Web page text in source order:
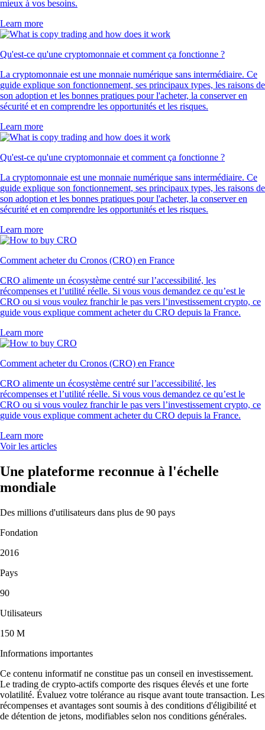
mieux à vos besoins.
Learn more
Qu'est-ce qu'une cryptomonnaie et comment ça fonctionne ?
La cryptomonnaie est une monnaie numérique sans intermédiaire. Ce
guide explique son fonctionnement, ses principaux types, les raisons de
son adoption et les bonnes pratiques pour l'acheter, la conserver en
sécurité et en comprendre les opportunités et les risques.
Learn more
Qu'est-ce qu'une cryptomonnaie et comment ça fonctionne ?
La cryptomonnaie est une monnaie numérique sans intermédiaire. Ce
guide explique son fonctionnement, ses principaux types, les raisons de
son adoption et les bonnes pratiques pour l'acheter, la conserver en
sécurité et en comprendre les opportunités et les risques.
Learn more
Comment acheter du Cronos (CRO) en France
CRO alimente un écosystème centré sur l’accessibilité, les
récompenses et l’utilité réelle. Si vous vous demandez ce qu’est le
CRO ou si vous voulez franchir le pas vers l’investissement crypto, ce
guide vous explique comment acheter du CRO depuis la France.
Learn more
Comment acheter du Cronos (CRO) en France
CRO alimente un écosystème centré sur l’accessibilité, les
récompenses et l’utilité réelle. Si vous vous demandez ce qu’est le
CRO ou si vous voulez franchir le pas vers l’investissement crypto, ce
guide vous explique comment acheter du CRO depuis la France.
Learn more
Voir les articles
Une plateforme reconnue à l'échelle
mondiale
Des millions d'utilisateurs dans plus de 90 pays
Fondation
2016
Pays
90
Utilisateurs
150 M
Informations importantes
Ce contenu informatif ne constitue pas un conseil en investissement.
Le trading de crypto-actifs comporte des risques élevés et une forte
volatilité. Évaluez votre tolérance au risque avant toute transaction. Les
récompenses et avantages sont soumis à des conditions d'éligibilité et
de détention de jetons, modifiables selon nos conditions générales.